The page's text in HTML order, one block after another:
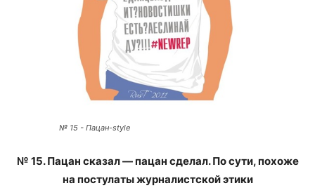
№ 15 - Пацан-style
№ 15. Пацан сказал — пацан сделал. По сути, похоже
на постулаты журналистской этики